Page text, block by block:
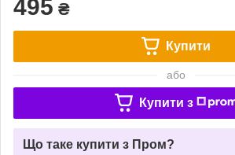
495 ₴
Купити
або
Купити з
Що таке купити з Пром?